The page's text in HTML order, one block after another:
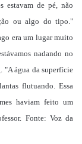
estavam de pé, não
ou algo do tipo."
era um lugar muito
nadando no
"A água da superfície
flutuando. Essa
haviam feito um
Fonte: Voz da